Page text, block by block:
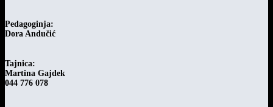
Pedagoginja:
Dora Andučić
Tajnica:
Martina Gajdek
044 776 078